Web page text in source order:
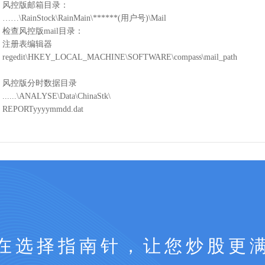
风控版邮箱目录：
……\RainStock\RainMain\******(用户号)\Mail
检查风控版mail目录：
注册表编辑器
regedit\HKEY_LOCAL_MACHINE\SOFTWARE\compass\mail_path
风控版分时数据目录
......\ANALYSE\Data\ChinaStk\
REPORTyyyymmdd.dat
选择指南针，让您炒股更